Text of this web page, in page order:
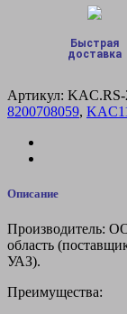
Renault
шт.)
Быстрая
доставка
Артикул: KAC.RS-
8200708059,
Описание
Производитель:
область
УАЗ).
Преимущества: